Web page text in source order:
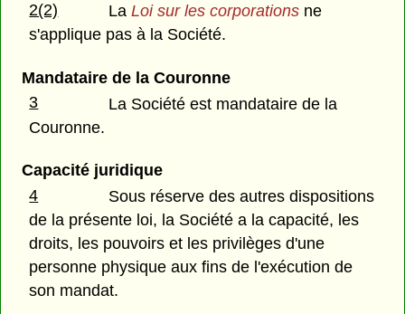
2(2)
LaLoi sur les corporations ne
s'applique pas à la Société.
Mandataire de la Couronne
3
La Société est mandataire de la
Couronne.
Capacité juridique
4
Sous réserve des autres dispositions
de la présente loi, la Société a la capacité, les
droits, les pouvoirs et les privilèges d'une
personne physique aux fins de l'exécution de
son mandat.